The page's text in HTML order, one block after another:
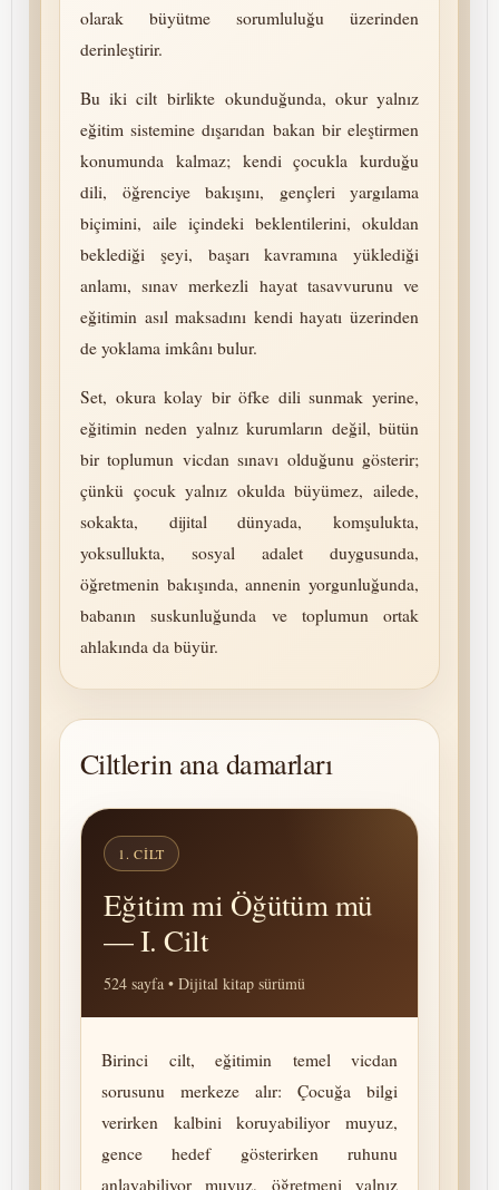
olarak büyütme sorumluluğu üzerinden
derinleştirir.
Bu iki cilt birlikte okunduğunda, okur yalnız
eğitim sistemine dışarıdan bakan bir eleştirmen
konumunda kalmaz; kendi çocukla kurduğu
dili, öğrenciye bakışını, gençleri yargılama
biçimini, aile içindeki beklentilerini, okuldan
beklediği şeyi, başarı kavramına yüklediği
anlamı, sınav merkezli hayat tasavvurunu ve
eğitimin asıl maksadını kendi hayatı üzerinden
de yoklama imkânı bulur.
Set, okura kolay bir öfke dili sunmak yerine,
eğitimin neden yalnız kurumların değil, bütün
bir toplumun vicdan sınavı olduğunu gösterir;
çünkü çocuk yalnız okulda büyümez, ailede,
sokakta, dijital dünyada, komşulukta,
yoksullukta, sosyal adalet duygusunda,
öğretmenin bakışında, annenin yorgunluğunda,
babanın suskunluğunda ve toplumun ortak
ahlakında da büyür.
Ciltlerin ana damarları
1. CILT
Eğitim mi Öğütüm mü
— I. Cilt
524 sayfa • Dijital kitap sürümü
Birinci cilt, eğitimin temel vicdan
sorusunu merkeze alır: Çocuğa bilgi
verirken kalbini koruyabiliyor muyuz,
gence hedef gösterirken ruhunu
anlayabiliyor muyuz, öğretmeni yalnız